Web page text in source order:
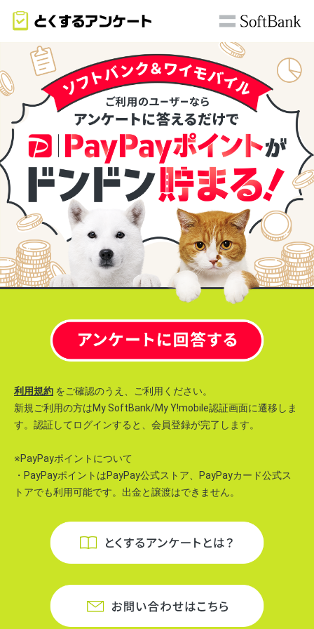
利用規約 をご確認のうえ、ご利用ください。
新規ご利用の方はMy SoftBank/My Y!mobile認証画面に遷移しま
す。認証してログインすると、会員登録が完了します。
※PayPayポイントについて
・PayPayポイントはPayPay公式ストア、PayPayカード公式ス
トアでも利用可能です。出金と譲渡はできません。